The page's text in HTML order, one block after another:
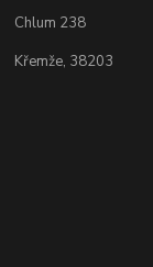
Chlum 238
Křemže, 38203